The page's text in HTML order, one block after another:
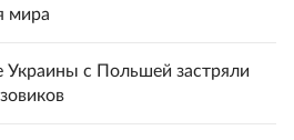
мира
Украины с Польшей застряли